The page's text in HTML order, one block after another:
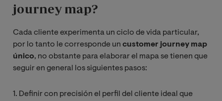
journey map?
Cada cliente experimenta un ciclo de vida particular,
por lo tanto le corresponde un customer journey map
único, no obstante para elaborar el mapa se tienen que
seguir en general los siguientes pasos:
1. Definir con precisión el perfil del cliente ideal que